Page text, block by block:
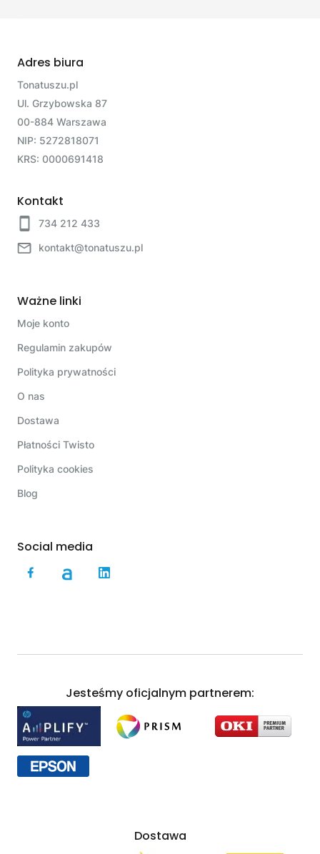
Adres biura
Tonatuszu.pl
Ul. Grzybowska 87
00-884 Warszawa
NIP: 5272818071
KRS: 0000691418
Kontakt
734 212 433
kontakt@tonatuszu.pl
Ważne linki
Moje konto
Regulamin zakupów
Polityka prywatności
O nas
Dostawa
Płatności Twisto
Polityka cookies
Blog
Social media
Jesteśmy oficjalnym partnerem:
Dostawa